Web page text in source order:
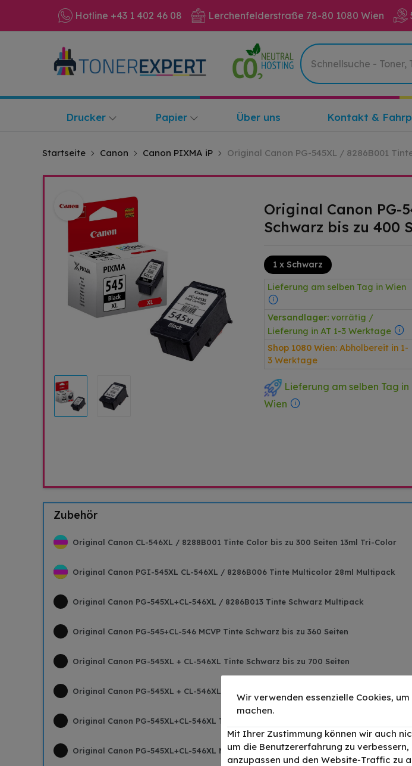
Hotline +43 1 402 46 08 Lerchenfelderstraße 78-80 1080 Wien
Drucker Papier Über uns Kontakt &
Startseite Canon Canon PIXMA iP Original Canon PG-545XL / 8286B001
Original Canon PG-
Schwarz bis zu 400
1 x Schwarz
Lieferung am selben Tag in Wien
Versandlager: vorrätig /
Lieferung in AT 1-3 Werktage
Shop 1080 Wien: Abholbereit in 1-
3 Werktage
Lieferung am selben Tag in
Wien
Zubehör
Original Canon CL-546XL / 8288B001 Tinte Color bis zu 300 Seiten 13ml Tri-Color
Original Canon PGI-545XL CL-546XL / 8286B006 Tinte Multicolor 28ml Multipack
Original Canon PG-545XL+CL-546XL / 8286B013 Tinte Schwarz Multipack
Original Canon PG-545+CL-546 MCVP Tinte Schwarz bis zu 360 Seiten
Original Canon PG-545XL + CL-546XL Tinte Schwarz bis zu 700 Seiten
Original Canon PG-545XL + CL-546XL MCVP Tinte Schwarz bis zu 700 Seiten
Original Canon PG-545XL+CL-546XL Tinte Schwarz bis zu 700 Seiten
Original Canon PG-545XL+CL-546XL MCVP Tinte Schwarz bis zu 700 Seiten
Wir verwenden essenzielle Cookies,
machen.
Mit Ihrer Zustimmung können wir auch
um die Benutzererfahrung zu
anzupassen und den Website-Traffic zu